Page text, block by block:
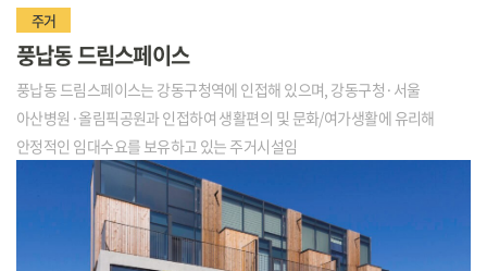
주거
풍납동 드림스페이스
풍납동 드림스페이스는 강동구청역에 인접해 있으며, 강동구청·서울
아산병원·올림픽공원과 인접하여 생활편의 및 문화/여가생활에 유리해
안정적인 임대수요를 보유하고 있는 주거시설임